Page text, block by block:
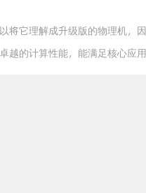
将它理解成升级版的物理机，
的计算性能，能满足核心应